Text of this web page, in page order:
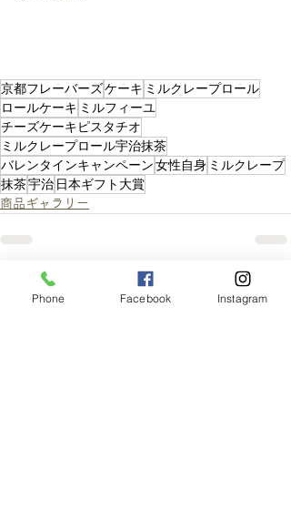
京都フレーバーズケーキ ミルクレープロール
ロールケーキ ミルフィーユ
チーズケーキピスタチオ
ミルクレープロール宇治抹茶
バレンタインキャンペーン女性自身 ミルクレープ
抹茶宇治 日本ギフト大賞
商品ギャラリー
コメント
Phone Facebook Instagram